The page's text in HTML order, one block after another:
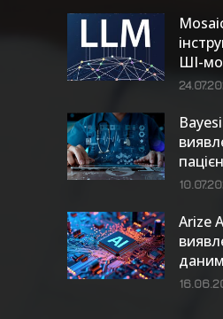
ШІ-
Arize